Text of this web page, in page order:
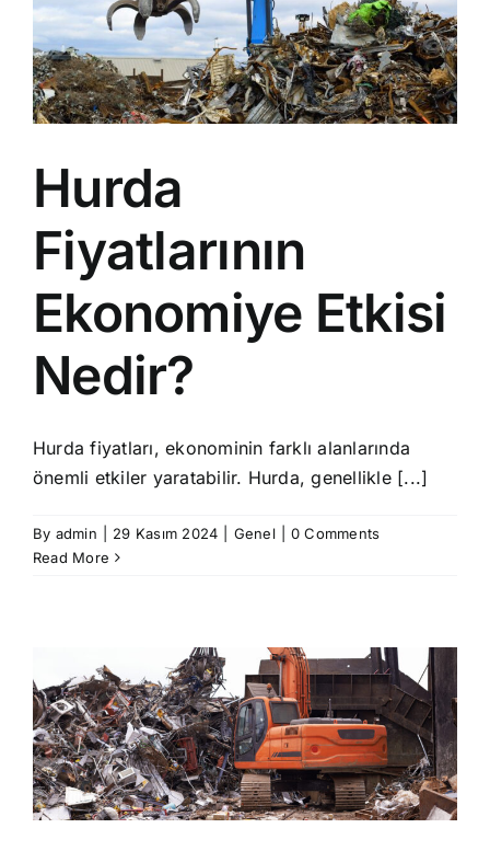
Hurda
Fiyatlarının
Ekonomiye Etkisi
Nedir?
Hurda fiyatları, ekonominin farklı alanlarında
önemli etkiler yaratabilir. Hurda, genellikle [...]
By admin 29 Kasım 2024 Genel
0 Comments
Read More